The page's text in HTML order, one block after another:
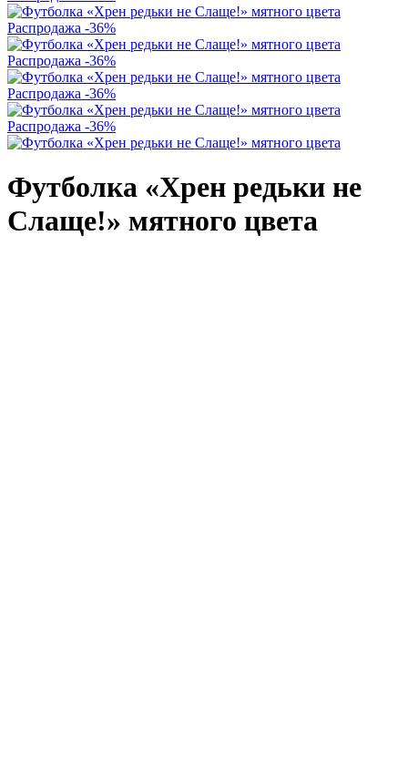
Распродажа -36%
Распродажа -36%
Распродажа -36%
Распродажа -36%
Футболка «Хрен редьки не
Слаще!» мятного цвета